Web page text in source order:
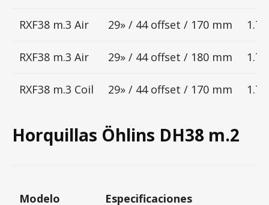
RXF38 m.3 Air 29» / 44 offset / 170 mm
RXF38 m.3 Air 29» / 44 offset / 180 mm
RXF38 m.3 Coil 29» / 44 offset / 170 mm
Horquillas Öhlins DH38 m.2
Modelo Especificaciones